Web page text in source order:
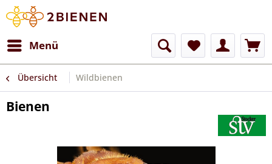
Menü
Übersicht Wildbienen
Bienen